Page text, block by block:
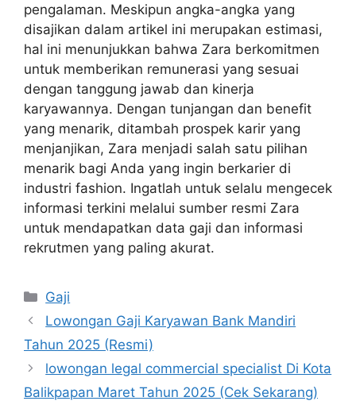
pengalaman. Meskipun angka-angka yang
disajikan dalam artikel ini merupakan estimasi,
hal ini menunjukkan bahwa Zara berkomitmen
untuk memberikan remunerasi yang sesuai
dengan tanggung jawab dan kinerja
karyawannya. Dengan tunjangan dan benefit
yang menarik, ditambah prospek karir yang
menjanjikan, Zara menjadi salah satu pilihan
menarik bagi Anda yang ingin berkarier di
industri fashion. Ingatlah untuk selalu mengecek
informasi terkini melalui sumber resmi Zara
untuk mendapatkan data gaji dan informasi
rekrutmen yang paling akurat.
Kategori
Gaji
Lowongan Gaji Karyawan Bank Mandiri
Tahun 2025 (Resmi)
lowongan legal commercial specialist Di Kota
Balikpapan Maret Tahun 2025 (Cek Sekarang)